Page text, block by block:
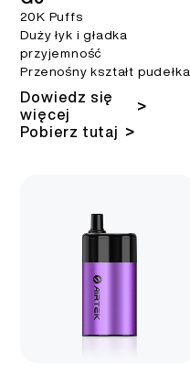
20K Puffs
Duży łyk i gładka
przyjemność
Przenośny kształt pudełka
Dowiedz się
więcej
>
Pobierz tutaj >